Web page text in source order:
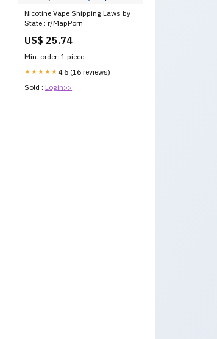
Nicotine Vape Shipping Laws by
State : r/MapPorn
US$ 25.74
Min. order: 1 piece
★★★★★ 4.6 (16 reviews)
Sold : Login>>